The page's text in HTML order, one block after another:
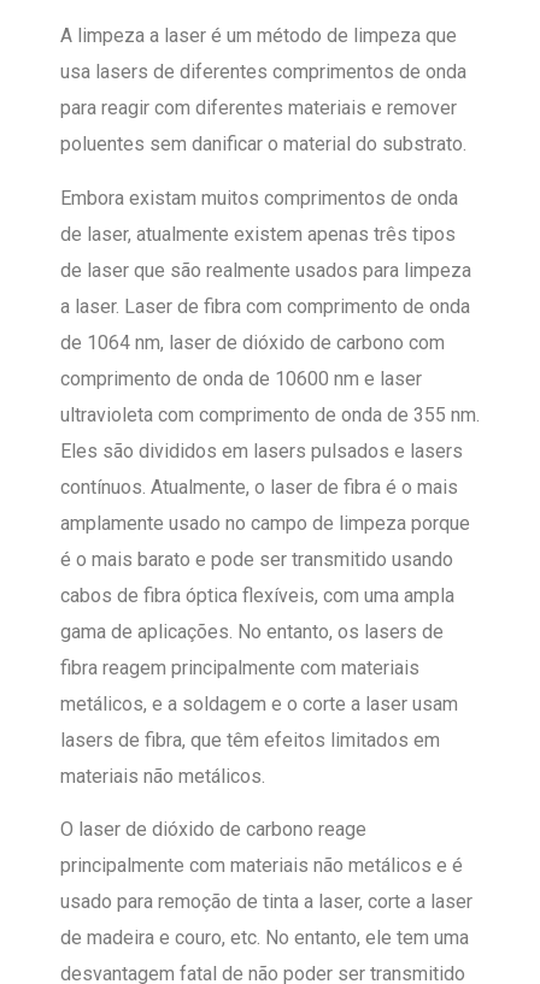
A limpeza a laser é um método de limpeza que
usa lasers de diferentes comprimentos de onda
para reagir com diferentes materiais e remover
poluentes sem danificar o material do substrato.
Embora existam muitos comprimentos de onda
de laser, atualmente existem apenas três tipos
de laser que são realmente usados para limpeza
a laser. Laser de fibra com comprimento de onda
de 1064 nm, laser de dióxido de carbono com
comprimento de onda de 10600 nm e laser
ultravioleta com comprimento de onda de 355 nm.
Eles são divididos em lasers pulsados e lasers
contínuos. Atualmente, o laser de fibra é o mais
amplamente usado no campo de limpeza porque
é o mais barato e pode ser transmitido usando
cabos de fibra óptica flexíveis, com uma ampla
gama de aplicações. No entanto, os lasers de
fibra reagem principalmente com materiais
metálicos, e a soldagem e o corte a laser usam
lasers de fibra, que têm efeitos limitados em
materiais não metálicos.
O laser de dióxido de carbono reage
principalmente com materiais não metálicos e é
usado para remoção de tinta a laser, corte a laser
de madeira e couro, etc. No entanto, ele tem uma
desvantagem fatal de não poder ser transmitido